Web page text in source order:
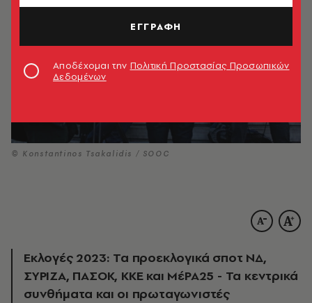
© Konstantinos Tsakalidis / SOOC
Εκλογές 2023: Τα προεκλογικά σποτ ΝΔ,
ΣΥΡΙΖΑ, ΠΑΣΟΚ, ΚΚΕ και ΜέΡΑ25 - Τα κεντρικά
συνθήματα και οι πρωταγωνιστές
ΕΓΓΡΑΦΗ
Αποδέχομαι την Πολιτική Προστασίας Προσωπικών
Δεδομένων